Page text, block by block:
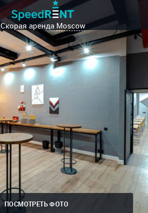
Скорая аренда Moscow
ПОСМОТРЕТЬ ФОТО